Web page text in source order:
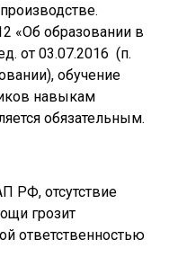
«Об образовании в
от 03.07.2016 (п.
обучение
навыкам
обязательным.
РФ, отсутствие
грозит
ответственностью